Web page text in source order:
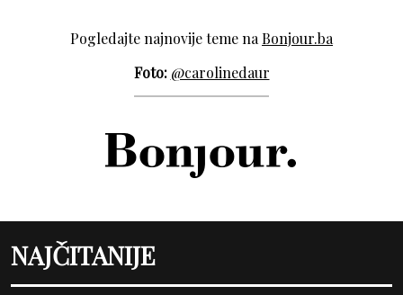
Pogledajte najnovije teme na Bonjour.ba
Foto: @carolinedaur
NAJČITANIJE